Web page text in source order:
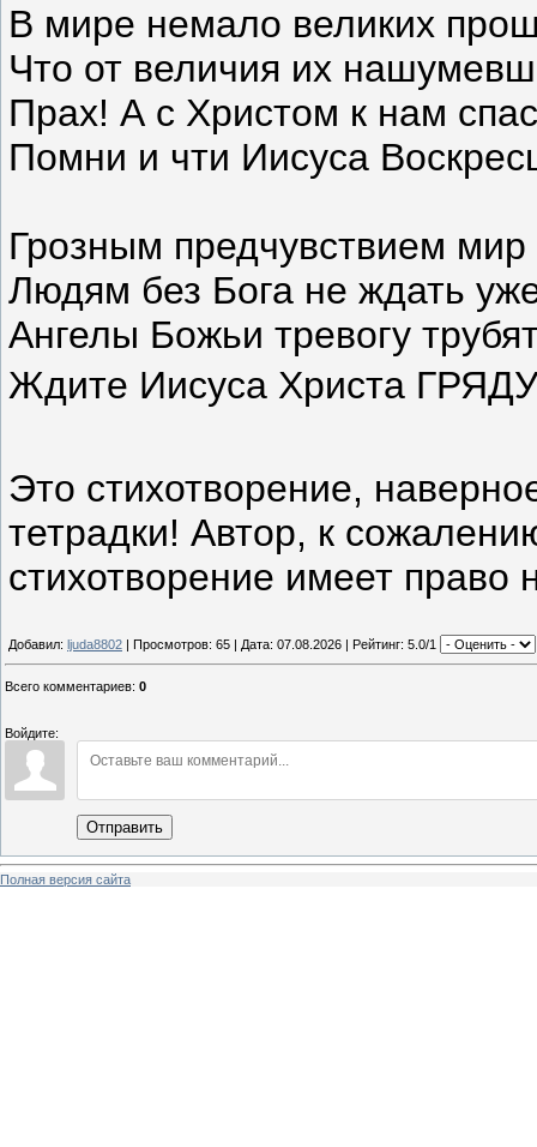
В мире немало великих
Что от величия их
Прах! А с Христом к нам
Помни и чти Иисуса
Грозным предчувствием мир
Людям без Бога не ждать
Ангелы Божьи тревогу
Ждите Иисуса Христа
Это стихотворение,
тетрадки! Автор, к
стихотворение имеет право
Добавил: ljuda8802 | Просмотров: 65 | Дата: 07.08.2026 | Рейтинг: 5.0/1
Всего комментариев: 0
Войдите:
Отправить
Полная версия сайта